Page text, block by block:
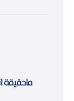
ماحقيقة